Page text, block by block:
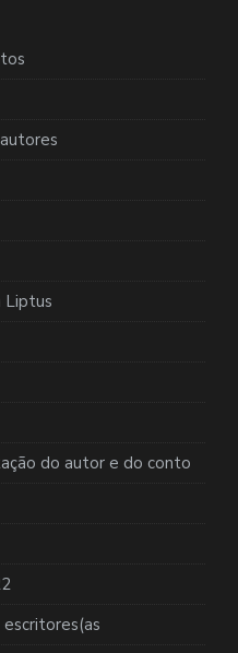
Liptus
do autor e do conto